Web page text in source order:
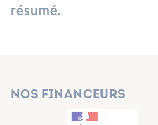
résumé.
Nos financeurs